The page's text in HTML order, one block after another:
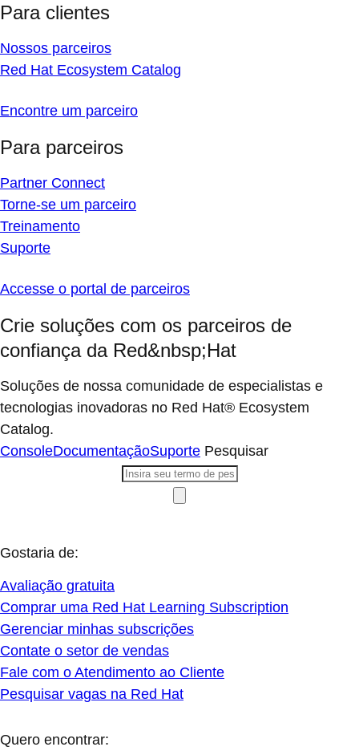
Para clientes
Nossos parceiros
Red Hat Ecosystem Catalog
Encontre um parceiro
Para parceiros
Partner Connect
Torne-se um parceiro
Treinamento
Suporte
Accesse o portal de parceiros
Crie soluções com os parceiros de
confiança da Red&nbsp;Hat
Soluções de nossa comunidade de especialistas e
tecnologias inovadoras no Red Hat® Ecosystem
Catalog.
ConsoleDocumentaçãoSuporte Pesquisar
Gostaria de:
Avaliação gratuita
Comprar uma Red Hat Learning Subscription
Gerenciar minhas subscrições
Contate o setor de vendas
Fale com o Atendimento ao Cliente
Pesquisar vagas na Red Hat
Quero encontrar: